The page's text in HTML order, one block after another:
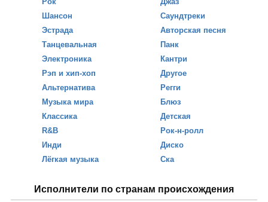
Шансон
Эстрада
Танцевальная
Электроника
Рэп и хип-хоп
Альтернатива
Музыка мира
Классика
R&B
Инди
Лёгкая музыка
Саундтреки
Авторская песня
Панк
Кантри
Другое
Регги
Блюз
Детская
Рок-н-ролл
Диско
Ска
Исполнители по странам происхождения